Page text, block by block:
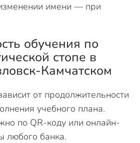
имени — при
обучения по
стопе в
Камчатском
от продолжительности
учебного плана.
по QR-коду или онлайн-
любого банка.